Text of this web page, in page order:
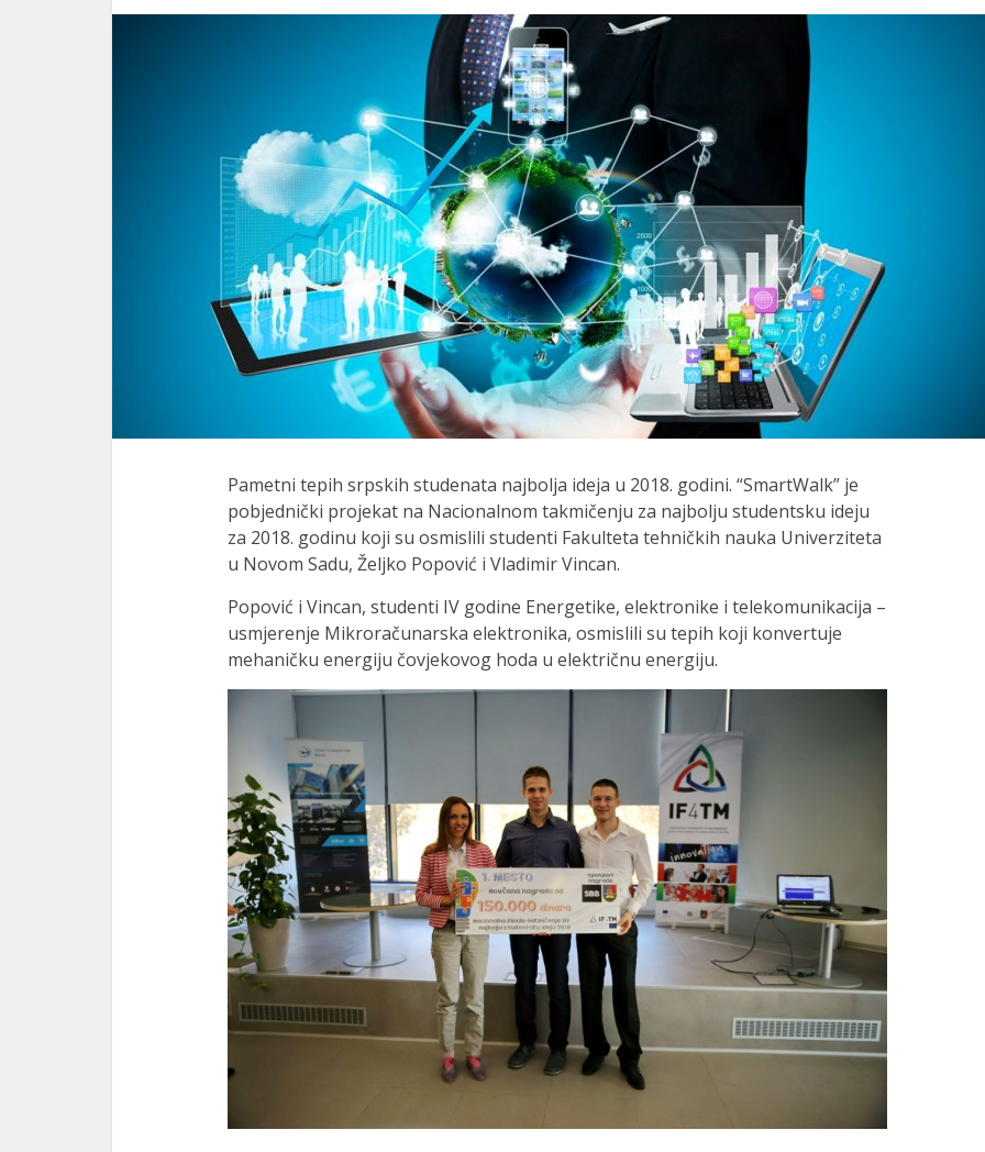
Pametni tepih srpskih studenata najbolja ideja u 2018. godini. “SmartWalk” je
pobjednički projekat na Nacionalnom takmičenju za najbolju studentsku ideju
za 2018. godinu koji su osmislili studenti Fakulteta tehničkih nauka Univerziteta
u Novom Sadu, Željko Popović i Vladimir Vincan.
Popović i Vincan, studenti IV godine Energetike, elektronike i telekomunikacija –
usmjerenje Mikroračunarska elektronika, osmislili su tepih koji konvertuje
mehaničku energiju čovjekovog hoda u električnu energiju.